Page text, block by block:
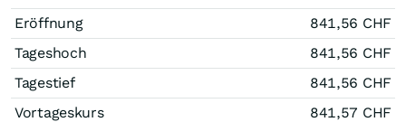
Eröffnung
841,56 CHF
Tageshoch
841,56 CHF
Tagestief
841,56 CHF
Vortageskurs
841,57 CHF